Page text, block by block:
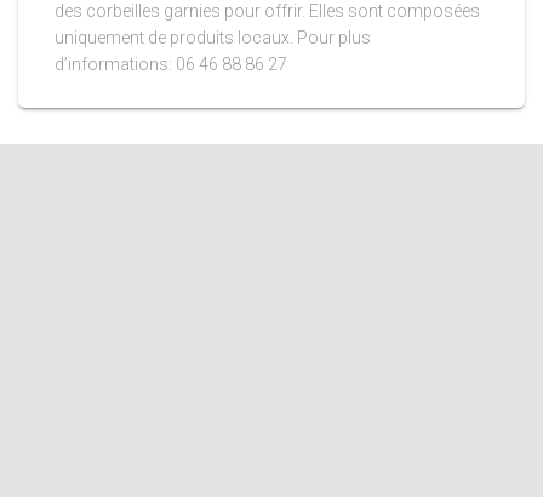
des corbeilles garnies pour offrir. Elles sont composées
uniquement de produits locaux. Pour plus
d’informations: 06 46 88 86 27